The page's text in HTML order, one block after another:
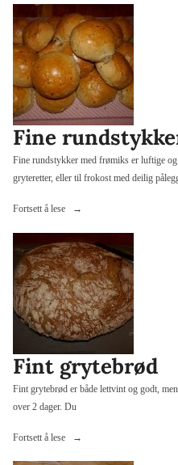
Fine
Fine rundstykker med frømiks er luftige
gryteretter, eller til frokost med deilig
Fortsett å lese
«Fine
med
frømiks»
Fint grytebrød
Fint grytebrød er både lettvint og godt,
over 2 dager. Du
Fortsett å lese
«Fint